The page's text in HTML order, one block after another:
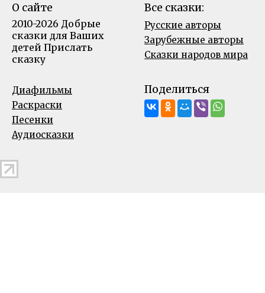
О сайте
2010-2026 Добрые
сказки для Ваших
детей Прислать
сказку
Все сказки:
Русские авторы
Зарубежные авторы
Сказки народов мира
Диафильмы
Раскраски
Песенки
Аудиосказки
Поделиться